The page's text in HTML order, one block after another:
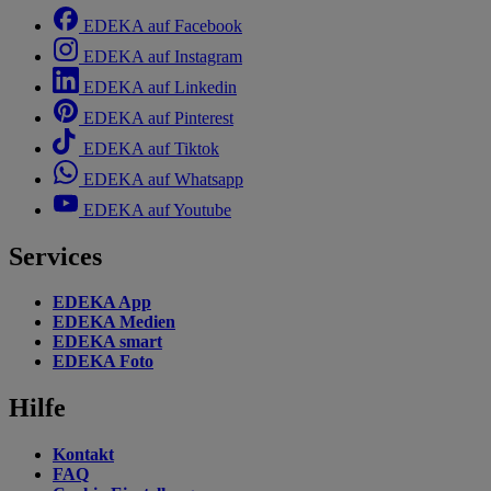
EDEKA auf Facebook
EDEKA auf Instagram
EDEKA auf Linkedin
EDEKA auf Pinterest
EDEKA auf Tiktok
EDEKA auf Whatsapp
EDEKA auf Youtube
Services
EDEKA App
EDEKA Medien
EDEKA smart
EDEKA Foto
Hilfe
Kontakt
FAQ